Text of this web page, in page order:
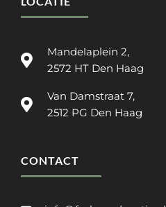
Mandelaplein 2,
2572 HT Den Haag
Van Damstraat 7,
2512 PG Den Haag
CONTACT